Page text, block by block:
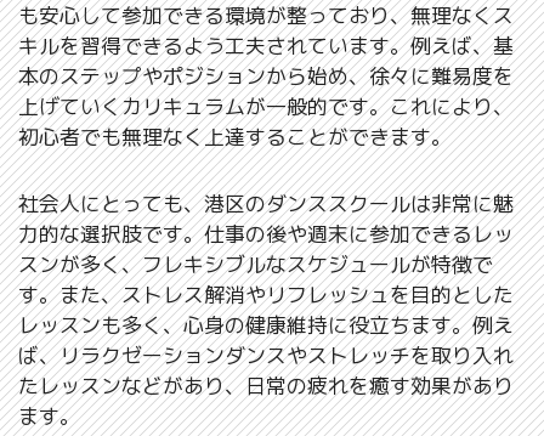
も安心して参加できる環境が整っており、無理なくス
キルを習得できるよう工夫されています。例えば、基
本のステップやポジションから始め、徐々に難易度を
上げていくカリキュラムが一般的です。これにより、
初心者でも無理なく上達することができます。
社会人にとっても、港区のダンススクールは非常に魅
力的な選択肢です。仕事の後や週末に参加できるレッ
スンが多く、フレキシブルなスケジュールが特徴で
す。また、ストレス解消やリフレッシュを目的とした
レッスンも多く、心身の健康維持に役立ちます。例え
ば、リラクゼーションダンスやストレッチを取り入れ
たレッスンなどがあり、日常の疲れを癒す効果があり
ます。